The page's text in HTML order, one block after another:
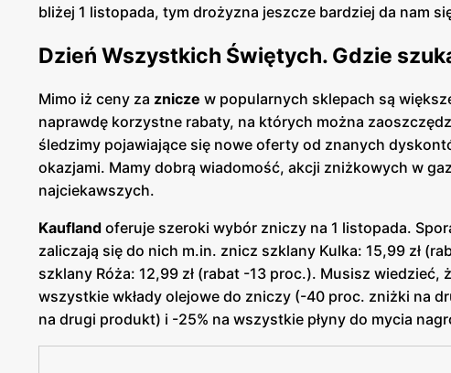
bliżej 1 listopada, tym drożyzna jeszcze bardziej da nam
Dzień Wszystkich Świętych. Gdzie
Mimo iż ceny za znicze w popularnych sklepach są
naprawdę korzystne rabaty, na których można
śledzimy pojawiające się nowe oferty od znanych
okazjami. Mamy dobrą wiadomość, akcji zniżkowych w
najciekawszych.
Kaufland oferuje szeroki wybór zniczy na 1 listopada.
zaliczają się do nich m.in. znicz szklany Kulka: 15,99 zł
szklany Róża: 12,99 zł (rabat -13 proc.). Musisz
wszystkie wkłady olejowe do zniczy (-40 proc. zniżki na
na drugi produkt) i -25% na wszystkie płyny do mycia